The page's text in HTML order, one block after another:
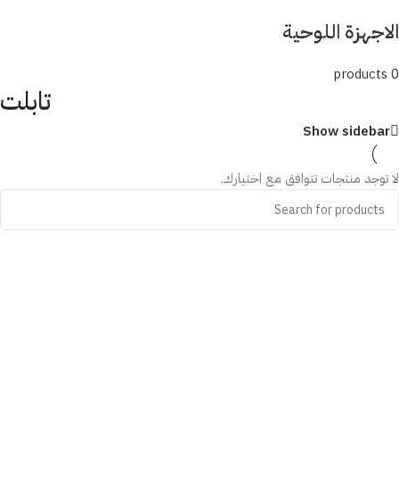
الاجهزة اللوحية
0 products
تابلت
Show sidebar
لا توجد منتجات تتوافق مع اختيارك.